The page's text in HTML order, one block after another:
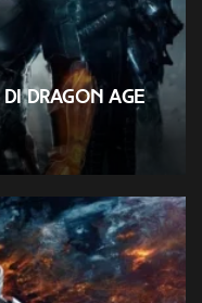
Dragon Age